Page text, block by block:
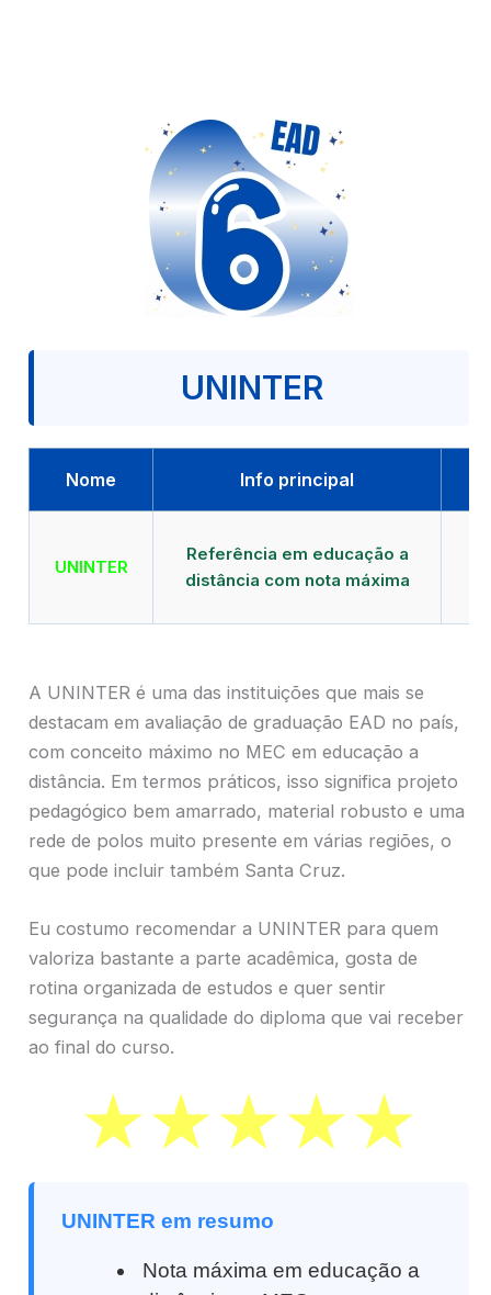
UNINTER
Nome Info principal
UNINTER
Referência em educação a
distância com nota máxima
A UNINTER é uma das instituições que mais se
destacam em avaliação de graduação EAD no país,
com conceito máximo no MEC em educação a
distância. Em termos práticos, isso significa projeto
pedagógico bem amarrado, material robusto e uma
rede de polos muito presente em várias regiões, o
que pode incluir também Santa Cruz.
Eu costumo recomendar a UNINTER para quem
valoriza bastante a parte acadêmica, gosta de
rotina organizada de estudos e quer sentir
segurança na qualidade do diploma que vai receber
ao final do curso.
UNINTER em resumo
Nota máxima em educação a